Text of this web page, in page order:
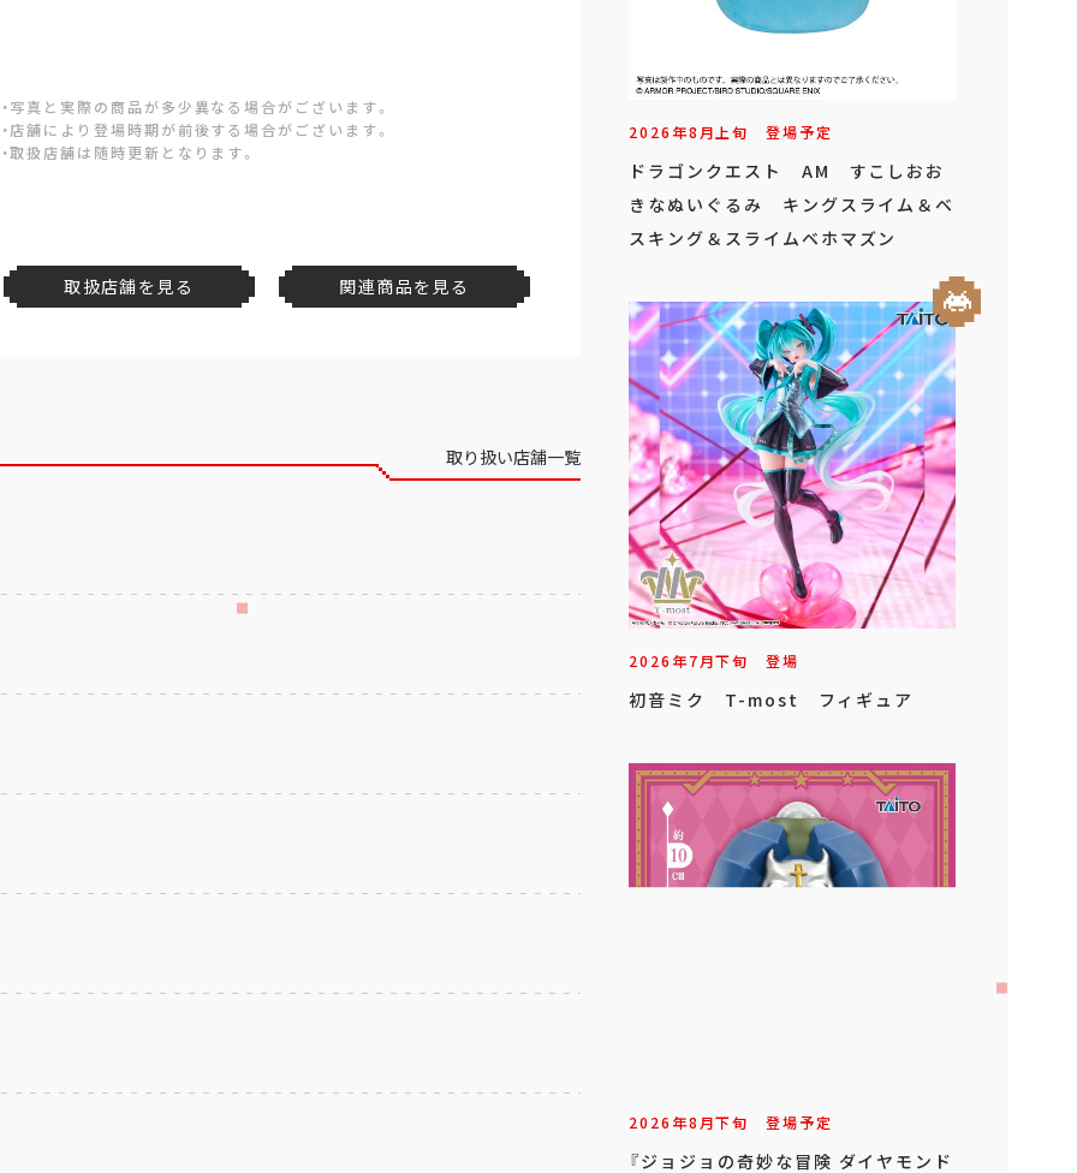
・写真と実際の商品が多少異なる場合がございます。
・店舗により登場時期が前後する場合がございます。
・取扱店舗は随時更新となります。
取扱店舗を見る 関連商品を見る
取り扱い店舗一覧
2026年8月上旬 登場予定
ドラゴンクエスト AM すこしおお
きなぬいぐるみ キングスライム＆ベ
スキング＆スライムベホマズン
2026年7月下旬 登場
初音ミク T-most フィギュア
2026年8月下旬 登場予定
『ジョジョの奇妙な冒険 ダイヤモンド